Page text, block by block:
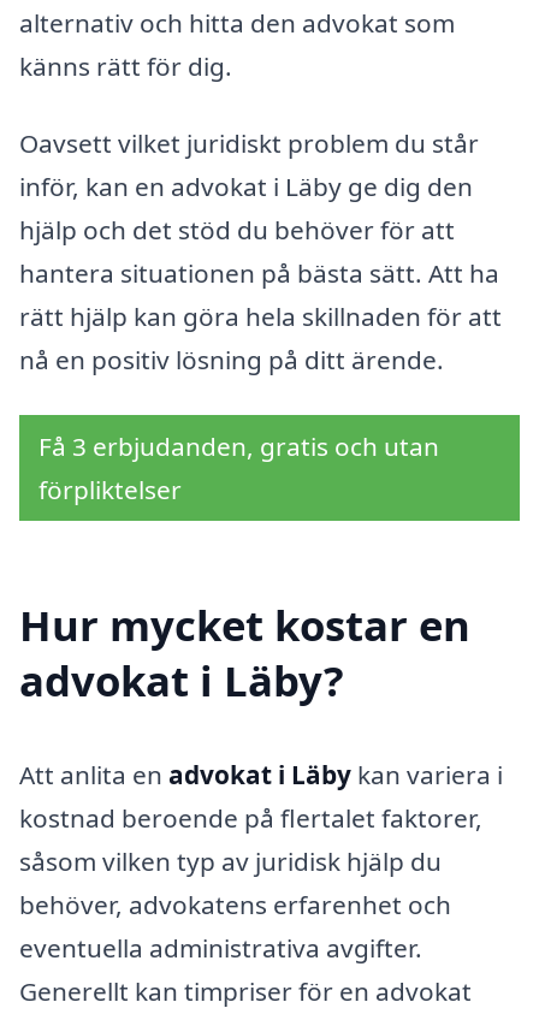
alternativ och hitta den advokat som
känns rätt för dig.
Oavsett vilket juridiskt problem du står
inför, kan en advokat i Läby ge dig den
hjälp och det stöd du behöver för att
hantera situationen på bästa sätt. Att ha
rätt hjälp kan göra hela skillnaden för att
nå en positiv lösning på ditt ärende.
Få 3 erbjudanden, gratis och utan
förpliktelser
Hur mycket kostar en
advokat i Läby?
Att anlita en advokat i Läby kan variera i
kostnad beroende på flertalet faktorer,
såsom vilken typ av juridisk hjälp du
behöver, advokatens erfarenhet och
eventuella administrativa avgifter.
Generellt kan timpriser för en advokat